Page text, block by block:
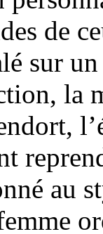
de
sur
la
au